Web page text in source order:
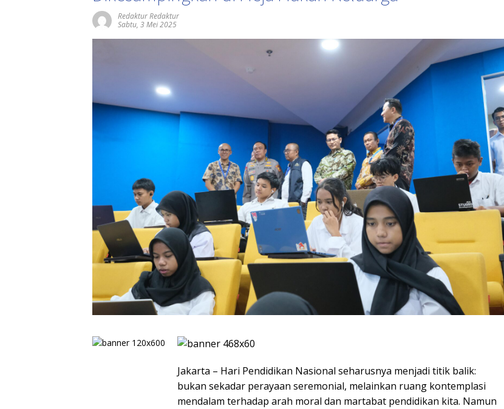
Redaktur Redaktur
Sabtu, 3 Mei 2025
Jakarta – Hari Pendidikan Nasional seharusnya menjadi titik balik:
bukan sekadar perayaan seremonial, melainkan ruang kontemplasi
mendalam terhadap arah moral dan martabat pendidikan kita. Namun